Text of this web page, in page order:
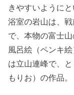
きやすいようにと
浴室の岩山は、
で、本物の富士山
風呂絵（ペンキ
は立山連峰で、
もりお）の作品。